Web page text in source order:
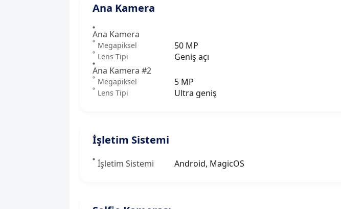
Ana Kamera
Ana Kamera
Megapiksel 50 MP
Lens Tipi
Geniş açı
Ana Kamera #2
Megapiksel 5 MP
Lens Tipi Ultra geniş
İşletim Sistemi
İşletim Sistemi Android, MagicOS